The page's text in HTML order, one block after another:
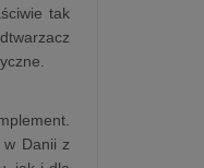
tak
w Danii z